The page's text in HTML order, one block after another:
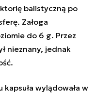
balistyczną po
Załoga
do 6 g. Przez
nieznany, jednak
wylądowała w